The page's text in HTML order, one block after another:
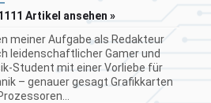
Artikel ansehen »
meiner Aufgabe als Redakteur
leidenschaftlicher Gamer und
Student mit einer Vorliebe für
– genauer gesagt Grafikkarten